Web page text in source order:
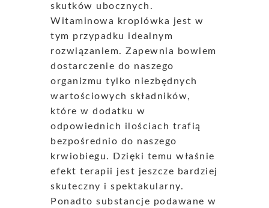
skutków ubocznych.
Witaminowa kroplówka jest w
tym przypadku idealnym
rozwiązaniem. Zapewnia bowiem
dostarczenie do naszego
organizmu tylko niezbędnych
wartościowych składników,
które w dodatku w
odpowiednich ilościach trafią
bezpośrednio do naszego
krwiobiegu. Dzięki temu właśnie
efekt terapii jest jeszcze bardziej
skuteczny i spektakularny.
Ponadto substancje podawane w